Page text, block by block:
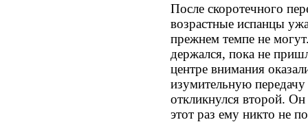
После скоротечного
возрастные испанцы
прежнем темпе не
держался, пока не
центре внимания
изумительную
откликнулся второй.
этот раз ему никто не